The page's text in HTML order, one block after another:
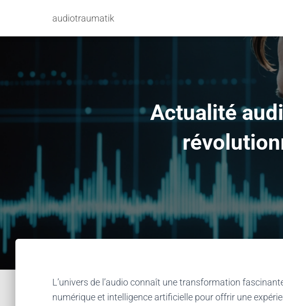
audiotraumatik
Actualité
L’univers de l’audio connaît une transformation
numérique et intelligence artificielle pour offrir une